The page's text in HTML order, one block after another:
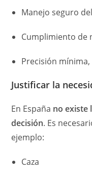
Manejo seguro
Cumplimiento de
Precisión
Justificar la
En España no existe
decisión. Es
ejemplo:
Caza